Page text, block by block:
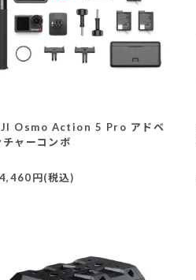
Osmo Action 5 Pro アドベ
チャーコンボ
円(税込)